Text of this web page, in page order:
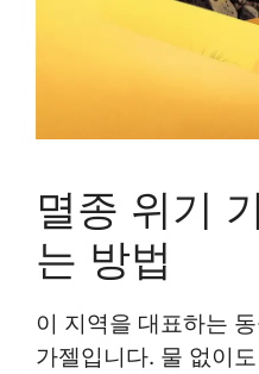
멸종 위기
는 방법
이 지역을 대표하는
가젤입니다. 물 없이